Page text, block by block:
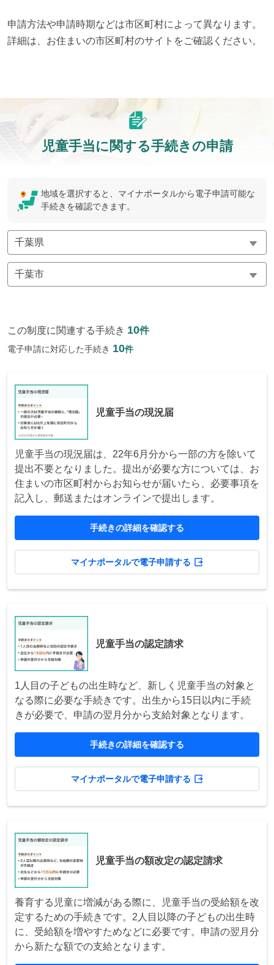
申請方法や申請時期などは市区町村によって異なります。
詳細は、お住まいの市区町村のサイトをご確認ください。
児童手当に関する手続きの申請
地域を選択すると、マイナポータルから電子申請可能な
手続きを確認できます。
この制度に関連する手続き 10件
電子申請に対応した手続き 10件
児童手当の現況届
児童手当の現況届は、22年6月分から一部の方を除いて
提出不要となりました。提出が必要な方については、お
住まいの市区町村からお知らせが届いたら、必要事項を
記入し、郵送またはオンラインで提出します。
手続きの詳細を確認する
マイナポータルで電子申請する
児童手当の認定請求
1人目の子どもの出生時など、新しく児童手当の対象と
なる際に必要な手続きです。出生から15日以内に手続
きが必要で、申請の翌月分から支給対象となります。
手続きの詳細を確認する
マイナポータルで電子申請する
児童手当の額改定の認定請求
養育する児童に増減がある際に、児童手当の受給額を改
定するための手続きです。2人目以降の子どもの出生時
に、受給額を増やすためなどに必要です。申請の翌月分
から新たな額での支給となります。